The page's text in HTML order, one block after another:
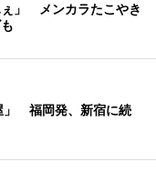
」 メンカラたこやき
」 福岡発、新宿に続